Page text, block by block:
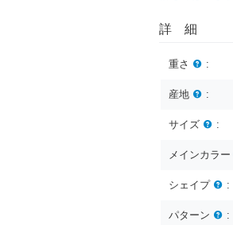
詳 細
重さ :
産地 :
サイズ :
メインカラー
シェイプ :
パターン :